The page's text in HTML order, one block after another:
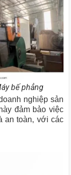
bế phẳng
nghiệp sản
đảm bảo việc
an toàn, với các